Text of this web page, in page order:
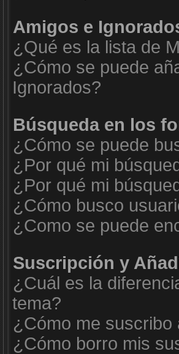
Amigos e
¿Qué es la lista de
¿Cómo se puede
Ignorados?
Búsqueda en los
¿Cómo se puede
¿Por qué mi
¿Por qué mi
¿Cómo busco
¿Como se puede
Suscripción y
¿Cuál es la
tema?
¿Cómo me
¿Cómo borro mis